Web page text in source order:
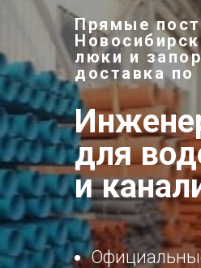
Прямые
люки и
доставка по
для
и